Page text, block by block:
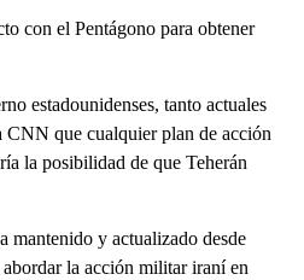
con el Pentágono para obtener
estadounidenses, tanto actuales
CNN que cualquier plan de acción
la posibilidad de que Teherán
mantenido y actualizado desde
la acción militar iraní en